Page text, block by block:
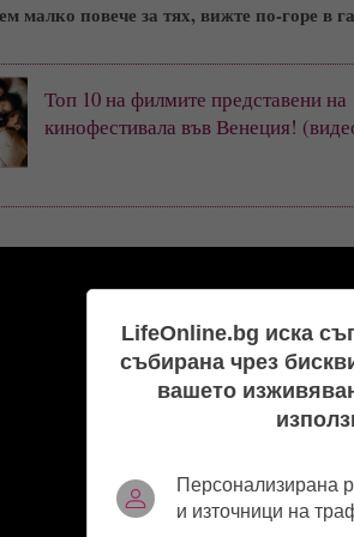
малко повече за тях, вижте по-горе в
Топ 10 на филмите представени на
кинофестивала във Венеция!
LifeOnline.bg иска
събирана чрез
вашето
Персонализирана
и източници на